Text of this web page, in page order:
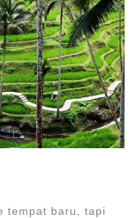
tempat baru, tapi